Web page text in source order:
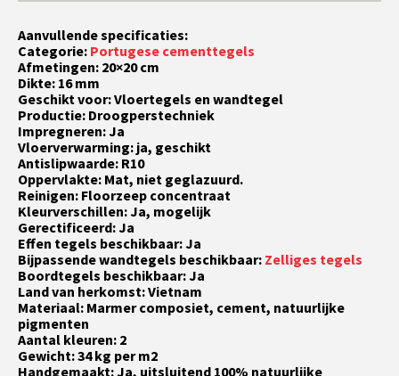
Aanvullende specificaties:
Categorie: Portugese cementtegels
Afmetingen: 20×20 cm
Dikte: 16 mm
Geschikt voor: Vloertegels en wandtegel
Productie: Droogperstechniek
Impregneren: Ja
Vloerverwarming: ja, geschikt
Antislipwaarde: R10
Oppervlakte: Mat, niet geglazuurd.
Reinigen: Floorzeep concentraat
Kleurverschillen: Ja, mogelijk
Gerectificeerd: Ja
Effen tegels beschikbaar: Ja
Bijpassende wandtegels beschikbaar: Zelliges tegels
Boordtegels beschikbaar: Ja
Land van herkomst: Vietnam
Materiaal: Marmer composiet, cement, natuurlijke
pigmenten
Aantal kleuren: 2
Gewicht: 34 kg per m2
Handgemaakt: Ja, uitsluitend 100% natuurlijke